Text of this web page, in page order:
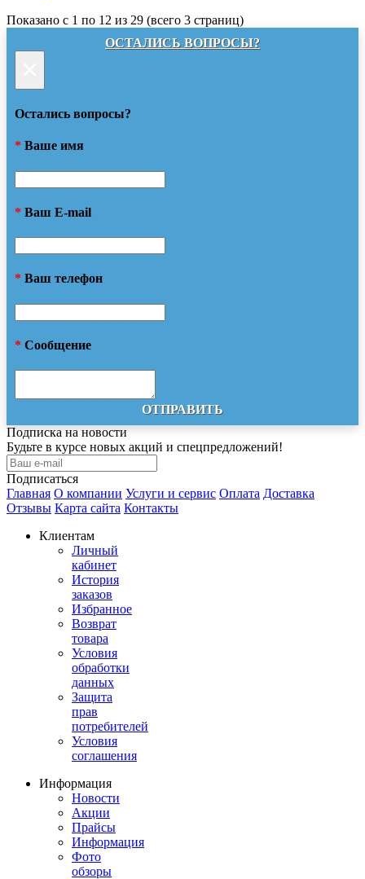
Показано с 1 по 12 из 29 (всего 3 страниц)
ОСТАЛИСЬ ВОПРОСЫ?
Остались вопросы?
* Ваше имя
* Ваш E-mail
* Ваш телефон
* Сообщение
ОТПРАВИТЬ
Подписка на новости
Будьте в курсе новых акций и спецпредложений!
Подписаться
Главная О компании Услуги и сервис Оплата Доставка
Отзывы Карта сайта Контакты
Клиентам
Личный
кабинет
История
заказов
Избранное
Возврат
товара
Условия
обработки
данных
Защита
прав
потребителей
Условия
соглашения
Информация
Новости
Акции
Прайсы
Информация
Фото
обзоры